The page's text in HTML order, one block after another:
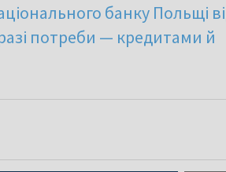
банку Польщі
потреби — кредитами й